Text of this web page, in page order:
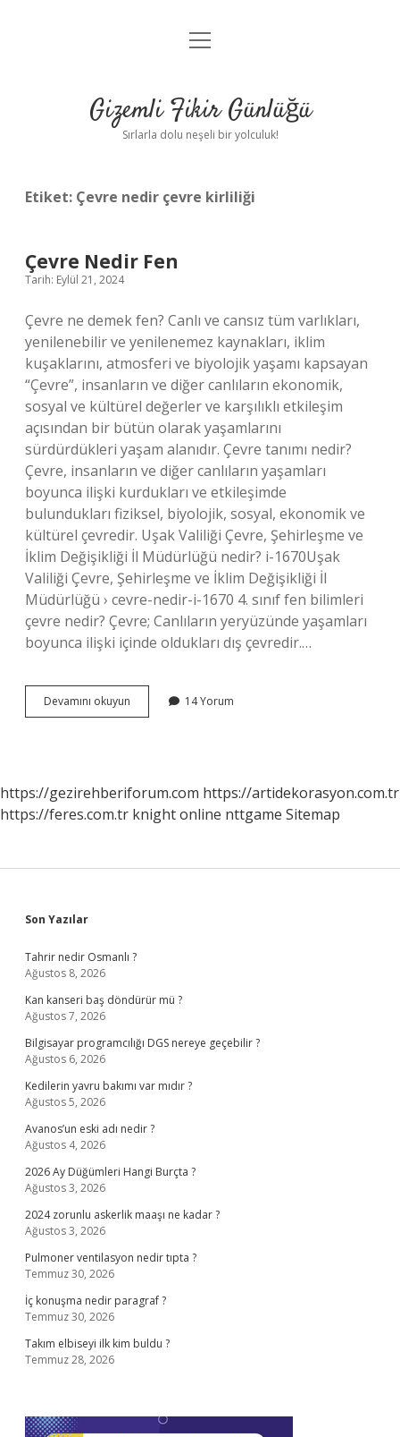
Anasayfa
Yasal Uyarı
menüyü
Gizemli Fikir Günlüğü
Sırlarla dolu neşeli bir yolculuk!
Etiket: Çevre nedir çevre kirliliği
Çevre Nedir Fen
Tarih: Eylül 21, 2024
Çevre ne demek fen? Canlı ve cansız tüm varlıkları,
yenilenebilir ve yenilenemez kaynakları, iklim
kuşaklarını, atmosferi ve biyolojik yaşamı kapsayan
“Çevre”, insanların ve diğer canlıların ekonomik,
sosyal ve kültürel değerler ve karşılıklı etkileşim
açısından bir bütün olarak yaşamlarını
sürdürdükleri yaşam alanıdır. Çevre tanımı nedir?
Çevre, insanların ve diğer canlıların yaşamları
boyunca ilişki kurdukları ve etkileşimde
bulundukları fiziksel, biyolojik, sosyal, ekonomik ve
kültürel çevredir. Uşak Valiliği Çevre, Şehirleşme ve
İklim Değişikliği İl Müdürlüğü nedir? i-1670Uşak
Valiliği Çevre, Şehirleşme ve İklim Değişikliği İl
Müdürlüğü › cevre-nedir-i-1670 4. sınıf fen bilimleri
çevre nedir? Çevre; Canlıların yeryüzünde yaşamları
boyunca ilişki içinde oldukları dış çevredir.…
Devamını okuyun
Nedir
14 Yorum
https://gezirehberiforum.com https://artidekorasyon.com.tr
https://feres.com.tr knight online nttgame Sitemap
Sidebar
Son Yazılar
Tahrir nedir Osmanlı ?
Ağustos 8, 2026
Kan kanseri baş döndürür mü ?
Ağustos 7, 2026
Bilgisayar programcılığı DGS nereye geçebilir ?
Ağustos 6, 2026
Kedilerin yavru bakımı var mıdır ?
Ağustos 5, 2026
Avanos’un eski adı nedir ?
Ağustos 4, 2026
2026 Ay Düğümleri Hangi Burçta ?
Ağustos 3, 2026
2024 zorunlu askerlik maaşı ne kadar ?
Ağustos 3, 2026
Pulmoner ventilasyon nedir tıpta ?
Temmuz 30, 2026
İç konuşma nedir paragraf ?
Temmuz 30, 2026
Takım elbiseyi ilk kim buldu ?
Temmuz 28, 2026